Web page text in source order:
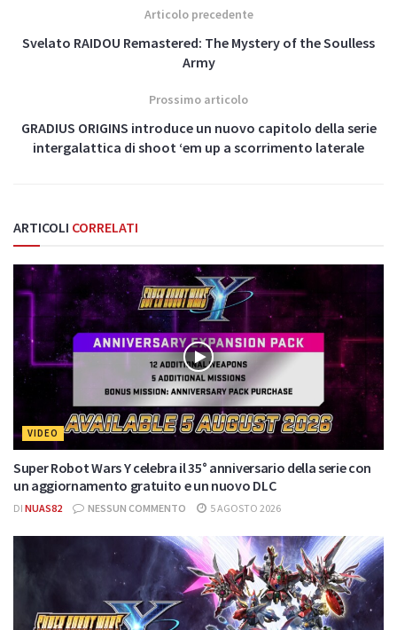
Articolo precedente
Svelato RAIDOU Remastered: The Mystery of the Soulless
Army
Prossimo articolo
GRADIUS ORIGINS introduce un nuovo capitolo della serie
intergalattica di shoot ‘em up a scorrimento laterale
ARTICOLI CORRELATI
VIDEO
Super Robot Wars Y celebra il 35° anniversario della serie con
un aggiornamento gratuito e un nuovo DLC
DI NUAS82 NESSUN COMMENTO 5 AGOSTO 2026